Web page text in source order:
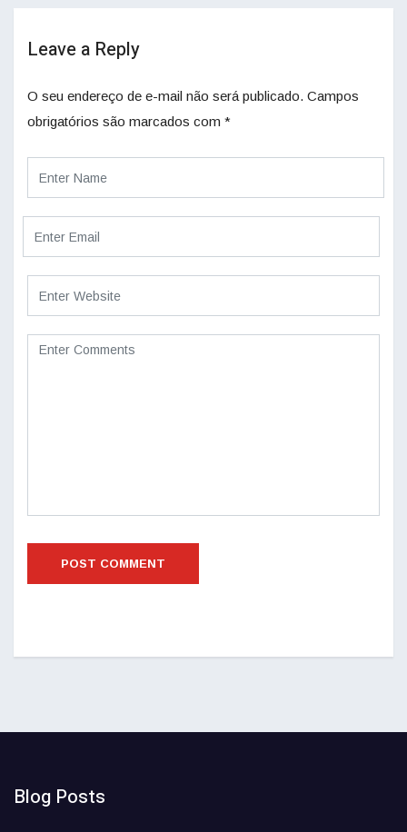
Leave a Reply
O seu endereço de e-mail não será publicado. Campos
obrigatórios são marcados com *
Blog Posts